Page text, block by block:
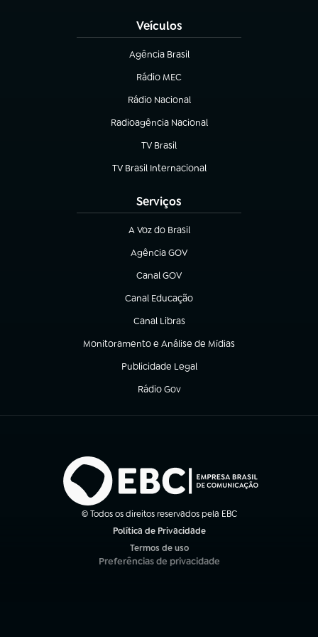
Veículos
Agência Brasil
(abre em nova aba)
Rádio MEC
(abre em nova aba)
Rádio Nacional
Radioagência Nacional
(abre em nova aba)
TV Brasil
(abre em nova aba)
TV Brasil Internacional
(abre em nova aba)
Serviços
A Voz do Brasil
(abre em nova aba)
Agência GOV
(abre em nova aba)
Canal GOV
(abre em nova aba)
Canal Educação
(abre em nova aba)
Canal Libras
(abre em nova aba)
Monitoramento e Análise de Mídias
(abre em nova aba)
Publicidade Legal
(abre em nova aba)
Rádio Gov
(abre em nova aba)
© Todos os direitos reservados pela EBC
Política de Privacidade
Termos de uso
(abre em nova aba)
Preferências de privacidade